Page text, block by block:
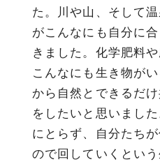
た。川や山、そして
がこんなにも自分に
きました。化学肥料
こんなにも生き物が
から自然とできるだ
をしたいと思いまし
にとらず、自分たち
ので回していくとい